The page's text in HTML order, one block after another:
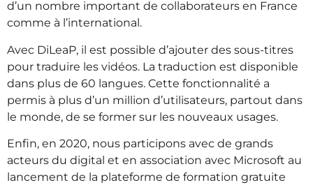
d’un nombre important de collaborateurs en France
comme à l’international.
Avec DiLeaP, il est possible d’ajouter des sous-titres
pour traduire les vidéos. La traduction est disponible
dans plus de 60 langues. Cette fonctionnalité a
permis à plus d’un million d’utilisateurs, partout dans
le monde, de se former sur les nouveaux usages.
Enfin, en 2020, nous participons avec de grands
acteurs du digital et en association avec Microsoft au
lancement de la plateforme de formation gratuite